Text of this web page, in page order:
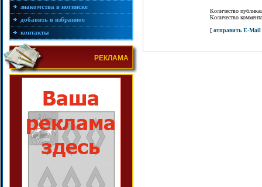
знакомства в ногинске
добавить в избранное
контакты
РЕКЛАМА
Количество
Количество
[ отправить E-Mail